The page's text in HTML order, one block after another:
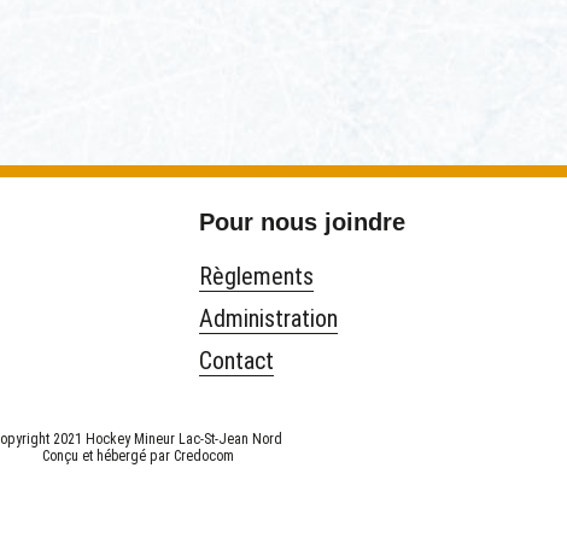
Pour nous joindre
Règlements
Administration
Contact
2021 Hockey Mineur Lac-St-Jean Nord
Conçu et hébergé par Credocom